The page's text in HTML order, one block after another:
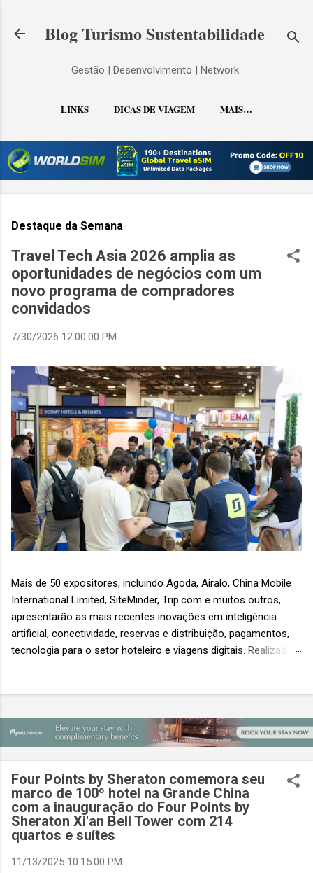
Blog Turismo Sustentabilidade
Gestão | Desenvolvimento | Network
LINKS DICAS DE VIAGEM MAIS…
CONTATO
Destaque da Semana
Travel Tech Asia 2026 amplia as
oportunidades de negócios com um
novo programa de compradores
convidados
7/30/2026 12:00:00 PM
Mais de 50 expositores, incluindo Agoda, Airalo, China Mobile
International Limited, SiteMinder, Trip.com e muitos outros,
apresentarão as mais recentes inovações em inteligência
artificial, conectividade, reservas e distribuição, pagamentos,
tecnologia para o setor hoteleiro e viagens digitais. Realizada
podem acessar os três eventos simultâneos A Travel Tech
Asia 2026 retorna de 21 a 23 de outubro de 2026 no Sands
compradores para explorar as inovações que moldam o futuro
das viagens. O evento também contará com a presença de
importantes nomes do setor e debates sobre as principais
tendências que impulsionam a próxima geração da tecnologia
Four Points by Sheraton comemora seu
marco de 100º hotel na Grande China
com a inauguração do Four Points by
Sheraton Xi'an Bell Tower com 214
quartos e suítes
11/13/2025 10:15:00 PM